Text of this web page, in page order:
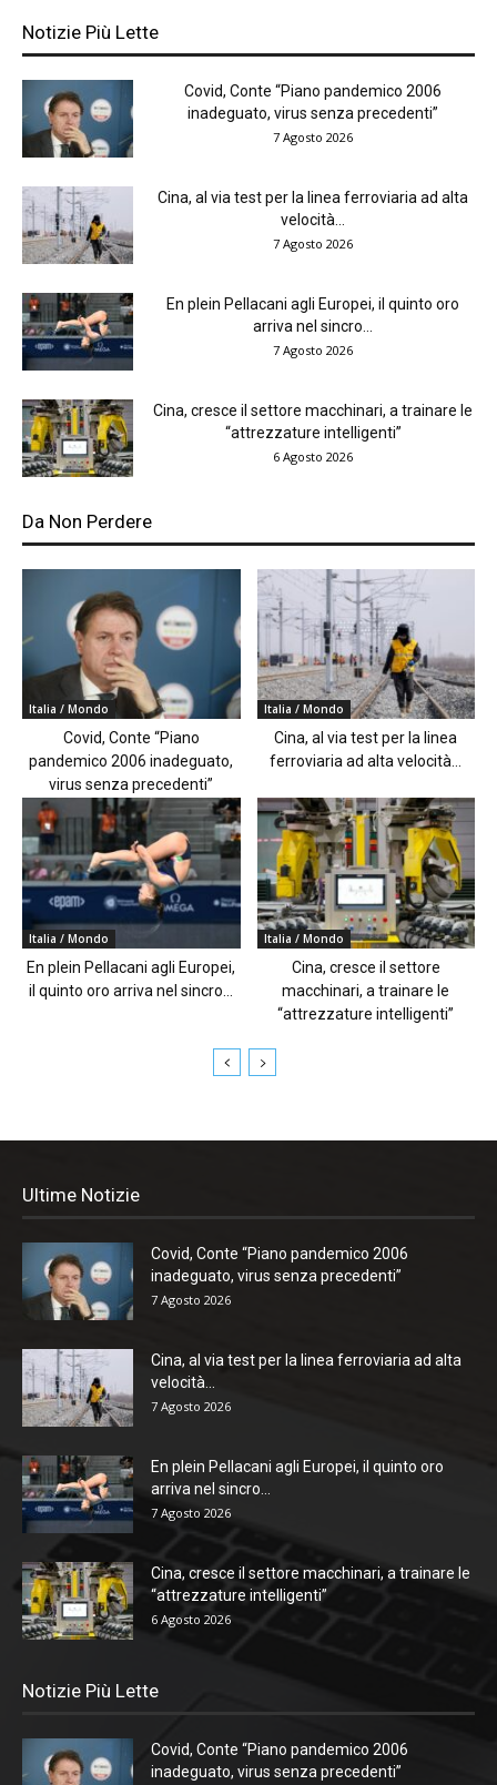
Notizie Più Lette
Covid, Conte “Piano pandemico 2006
inadeguato, virus senza precedenti”
7 Agosto 2026
Cina, al via test per la linea ferroviaria ad alta
velocità...
7 Agosto 2026
En plein Pellacani agli Europei, il quinto oro
arriva nel sincro...
7 Agosto 2026
Cina, cresce il settore macchinari, a trainare le
“attrezzature intelligenti”
6 Agosto 2026
Da Non Perdere
Italia / Mondo
Covid, Conte “Piano
pandemico 2006 inadeguato,
virus senza precedenti”
Italia / Mondo
Cina, al via test per la linea
ferroviaria ad alta velocità...
Italia / Mondo
En plein Pellacani agli Europei,
il quinto oro arriva nel sincro...
Italia / Mondo
Cina, cresce il settore
macchinari, a trainare le
“attrezzature intelligenti”
Ultime Notizie
Covid, Conte “Piano pandemico 2006
inadeguato, virus senza precedenti”
7 Agosto 2026
Cina, al via test per la linea ferroviaria ad alta
velocità...
7 Agosto 2026
En plein Pellacani agli Europei, il quinto oro
arriva nel sincro...
7 Agosto 2026
Cina, cresce il settore macchinari, a trainare le
“attrezzature intelligenti”
6 Agosto 2026
Notizie Più Lette
Covid, Conte “Piano pandemico 2006
inadeguato, virus senza precedenti”